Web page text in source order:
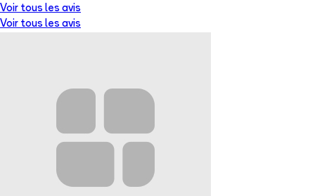
Voir tous les avis
Voir tous les avis